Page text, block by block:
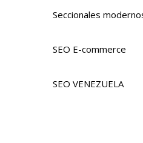
Seccionales
SEO E-commerce
SEO VENEZUELA